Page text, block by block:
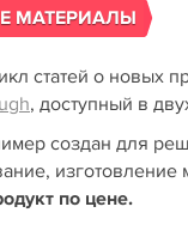
МАТЕРИАЛЫ
статей о новых
, доступный в
создан для
по цене.